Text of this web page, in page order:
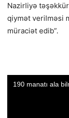
Nazirliyə
qiymət verilməsi
müraciət edib”.